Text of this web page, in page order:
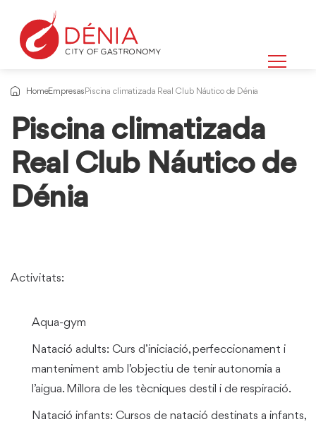
HomeEmpresas Piscina climatizada Real Club Náutico de Dénia
Piscina climatizada
Real Club Náutico de
Dénia
Activitats:
Aqua-gym
Natació adults: Curs d’iniciació, perfeccionament i
manteniment amb l’objectiu de tenir autonomia a
l’aigua. Millora de les tècniques destil i de respiració.
Natació infants: Cursos de natació destinats a infants,